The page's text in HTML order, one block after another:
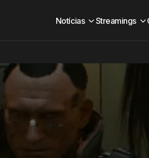
Notícias Streamings